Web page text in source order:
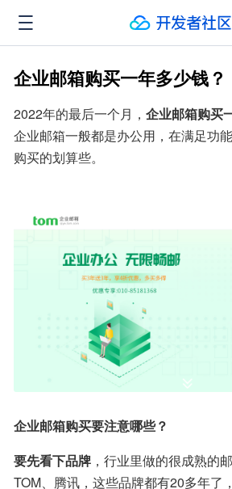
企业邮箱购买一年多少钱？
2022年的最后一个月， 企业邮箱购买
企业邮箱一般都是办公用，在满足功
购买的划算些。
企业邮箱购买要注意哪些？
要先看下品牌 ，行业里做的很成熟的
TOM、腾讯，这些品牌都有20多年了